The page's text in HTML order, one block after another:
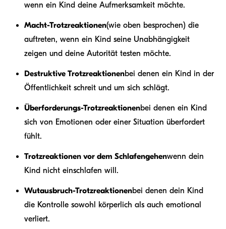
wenn ein Kind deine Aufmerksamkeit möchte.
Macht-Trotzreaktionen(wie oben besprochen) die
auftreten, wenn ein Kind seine Unabhängigkeit
zeigen und deine Autorität testen möchte.
Destruktive Trotzreaktionenbei denen ein Kind in der
Öffentlichkeit schreit und um sich schlägt.
Überforderungs-Trotzreaktionenbei denen ein Kind
sich von Emotionen oder einer Situation überfordert
fühlt.
Trotzreaktionen vor dem Schlafengehenwenn dein
Kind nicht einschlafen will.
Wutausbruch-Trotzreaktionenbei denen dein Kind
die Kontrolle sowohl körperlich als auch emotional
verliert.